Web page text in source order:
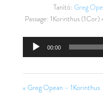
Tanító: Greg
Passage: 1Korinthus (1Cor)
00:00
« Greg Opean – 1Korinthus